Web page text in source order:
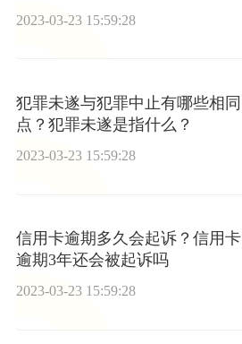
2023-03-23 15:59:28
犯罪未遂与犯罪中止有哪些相同
点？犯罪未遂是指什么？
2023-03-23 15:59:28
信用卡逾期多久会起诉？信用卡
逾期3年还会被起诉吗
2023-03-23 15:59:28